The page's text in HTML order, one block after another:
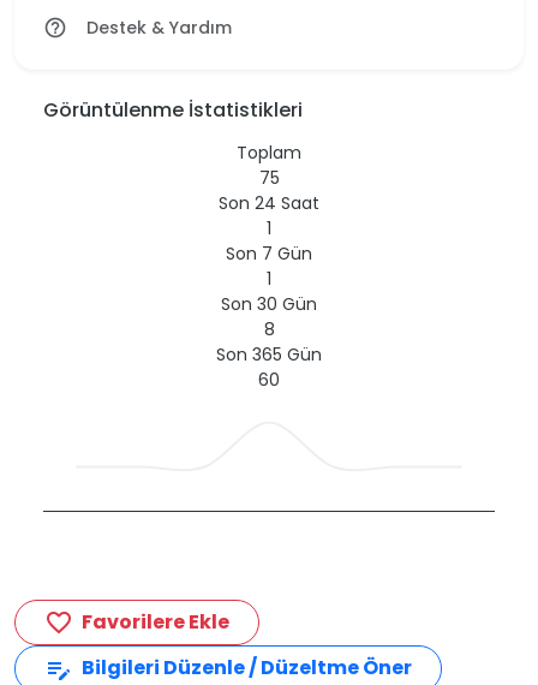
help_outline Destek & Yardım
Görüntülenme İstatistikleri
Toplam
75
Son 24 Saat
1
Son 7 Gün
1
Son 30 Gün
8
Son 365 Gün
60
favorite_border Favorilere Ekle
edit_note Bilgileri Düzenle / Düzeltme Öner